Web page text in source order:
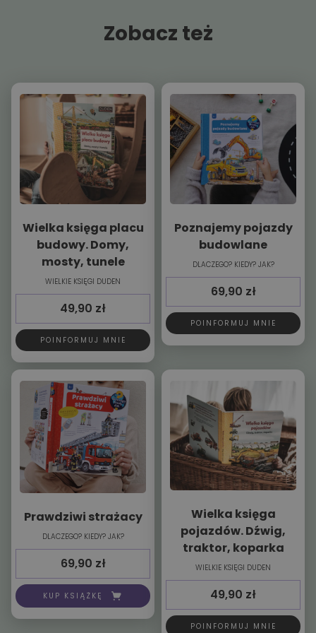
Zobacz też
Wielka księga placu
budowy. Domy,
mosty, tunele
WIELKIE KSIĘGI DUDEN
49,90 zł
POINFORMUJ MNIE
Poznajemy pojazdy
budowlane
DLACZEGO? KIEDY? JAK?
69,90 zł
POINFORMUJ MNIE
Prawdziwi strażacy
DLACZEGO? KIEDY? JAK?
69,90 zł
KUP KSIĄŻKĘ
Wielka księga
pojazdów. Dźwig,
traktor, koparka
WIELKIE KSIĘGI DUDEN
49,90 zł
POINFORMUJ MNIE